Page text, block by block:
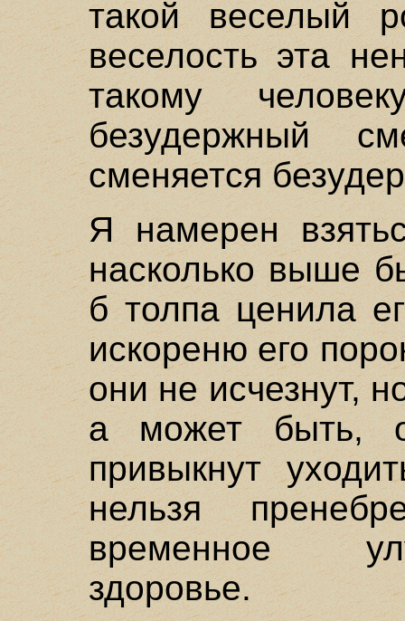
такой веселый
веселость эта
такому
безудержный
сменяется
Я намерен
насколько выше
б толпа ценила
искореню его
они не исчезнут,
а может быть,
привыкнут
нельзя
временное
здоровье.